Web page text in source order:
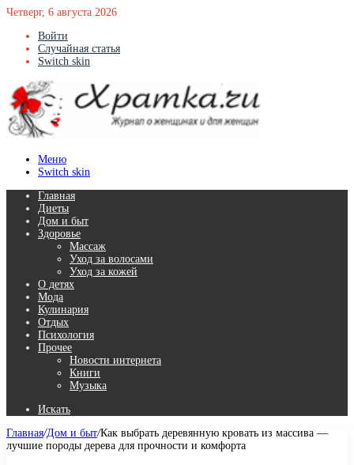
Четверг, 6 августа 2026
Войти
Случайная статья
Switch skin
Меню
Switch skin
Главная
Диеты
Дом и быт
Здоровье
Массаж
Уход за волосами
Уход за кожей
О детях
Мода
Кулинария
Отдых
Психология
Прочее
Новости интернета
Книги
Музыка
Искать
Главная/Дом и быт/Как выбрать деревянную кровать из массива —
лучшие породы дерева для прочности и комфорта